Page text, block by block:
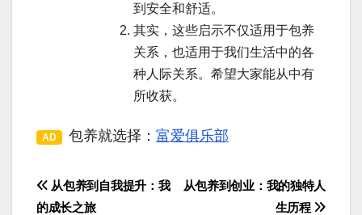
到安全和舒适。
其实，这些启示不仅适用于包养
关系，也适用于我们生活中的各
种人际关系。希望大家能从中有
所收获。
AD 包养就选择： 富爱俱乐部
文
从包养到创业：我的独特人
生历程
从包养到自我提升：我
的成长之旅